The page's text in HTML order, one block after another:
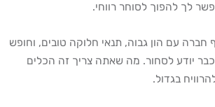
לך להפוך לסוחר רווחי.
חברה עם הון גבוה, תנאי חלוקה טובים, וחופש
יודע לסחור. מה שאתה צריך זה הכלים
בגדול.